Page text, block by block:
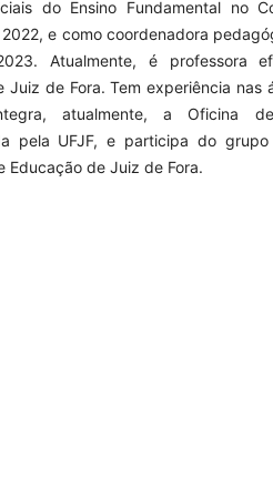
do Ensino Fundamental no
e como coordenadora
Atualmente, é professora
Juiz de Fora. Tem experiência nas
atualmente, a Oficina
pela UFJF, e participa do
Educação de Juiz de Fora.